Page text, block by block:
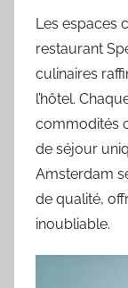
Les espaces
restaurant
culinaires
l’hôtel.
commodités
de séjour
Amsterdam
de qualité,
inoubliable.